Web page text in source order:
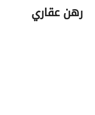
رهن عقاري